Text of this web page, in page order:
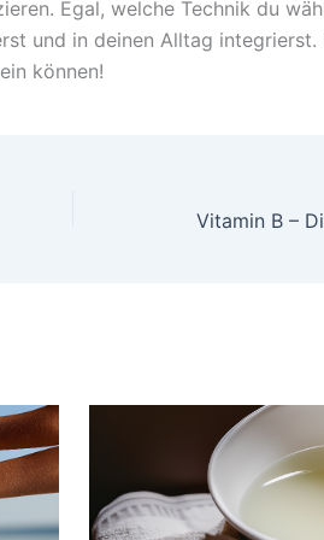
Egal, welche Technik du
und in deinen Alltag
können!